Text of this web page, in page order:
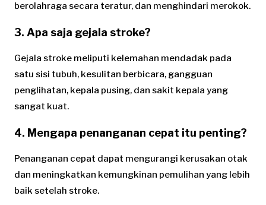
berolahraga secara teratur, dan menghindari merokok.
3. Apa saja gejala stroke?
Gejala stroke meliputi kelemahan mendadak pada
satu sisi tubuh, kesulitan berbicara, gangguan
penglihatan, kepala pusing, dan sakit kepala yang
sangat kuat.
4. Mengapa penanganan cepat itu penting?
Penanganan cepat dapat mengurangi kerusakan otak
dan meningkatkan kemungkinan pemulihan yang lebih
baik setelah stroke.